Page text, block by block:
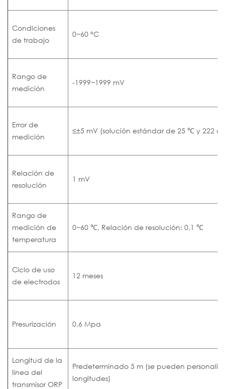
Condiciones
de trabajo
0~60 °C
Rango de
medición
-1999~1999 mV
Error de
medición
≤±5 mV (solución estándar de 25 ℃ y 222
Relación de
resolución
1 mV
Rango de
medición de
temperatura
0~60 ℃, Relación de resolución: 0,1 ℃
Ciclo de uso
de electrodos
12 meses
Presurización 0,6 Mpa
Longitud de la
línea del
transmisor ORP
Predeterminado 5 m (se pueden
longitudes)